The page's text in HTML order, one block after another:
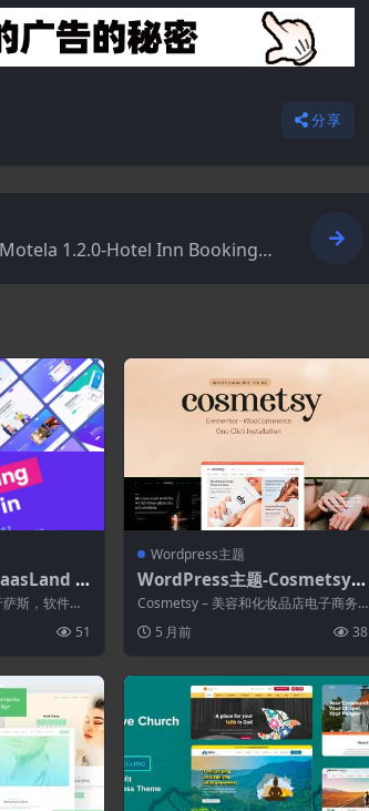
分享
1.2.0-Hotel Inn Booking
3.
多用途W
斯，软件，
51
Wordpress主题
WordPress主题-Cosmetsy
2.0.4–美容化妆品店主题
Cosmetsy – 美容和化妆品店电子商务
5 月前 38